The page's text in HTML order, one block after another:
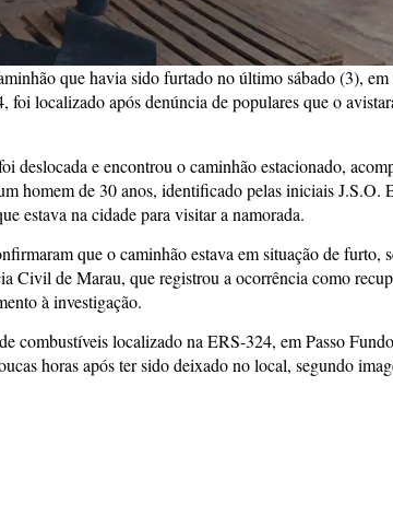
que havia sido furtado no último sábado (3), em
localizado após denúncia de populares que o
deslocada e encontrou o caminhão estacionado,
homem de 30 anos, identificado pelas iniciais J.S.O.
estava na cidade para visitar a namorada.
que o caminhão estava em situação de furto,
Civil de Marau, que registrou a ocorrência como
à investigação.
combustíveis localizado na ERS-324, em Passo
horas após ter sido deixado no local, segundo